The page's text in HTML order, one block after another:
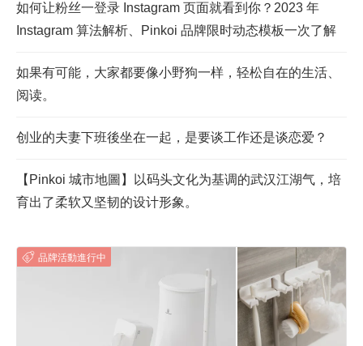
如何让粉丝一登录 Instagram 页面就看到你？2023 年
Instagram 算法解析、Pinkoi 品牌限时动态模板一次了解
如果有可能，大家都要像小野狗一样，轻松自在的生活、
阅读。
创业的夫妻下班後坐在一起，是要谈工作还是谈恋爱？
【Pinkoi 城市地圖】以码头文化为基调的武汉江湖气，培
育出了柔软又坚韧的设计形象。